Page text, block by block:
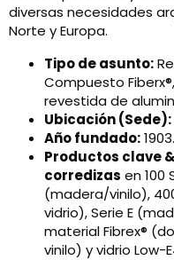
diversas necesidades
Norte y Europa.
Tipo de asunto:
Compuesto
revestida de
Ubicación (Sede):
Año fundado:1903.
Productos clave
corredizas en 100
(madera/vinilo),
vidrio), Serie E
material Fibrex®
vinilo) y vidrio Low-